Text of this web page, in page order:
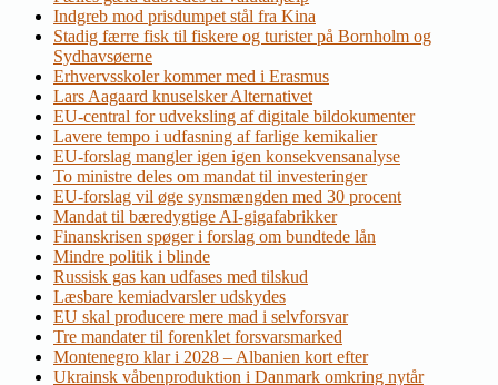
Indgreb mod prisdumpet stål fra Kina
Stadig færre fisk til fiskere og turister på Bornholm og
Sydhavsøerne
Erhvervsskoler kommer med i Erasmus
Lars Aagaard knuselsker Alternativet
EU-central for udveksling af digitale bildokumenter
Lavere tempo i udfasning af farlige kemikalier
EU-forslag mangler igen igen konsekvensanalyse
To ministre deles om mandat til investeringer
EU-forslag vil øge synsmængden med 30 procent
Mandat til bæredygtige AI-gigafabrikker
Finanskrisen spøger i forslag om bundtede lån
Mindre politik i blinde
Russisk gas kan udfases med tilskud
Læsbare kemiadvarsler udskydes
EU skal producere mere mad i selvforsvar
Tre mandater til forenklet forsvarsmarked
Montenegro klar i 2028 – Albanien kort efter
Ukrainsk våbenproduktion i Danmark omkring nytår